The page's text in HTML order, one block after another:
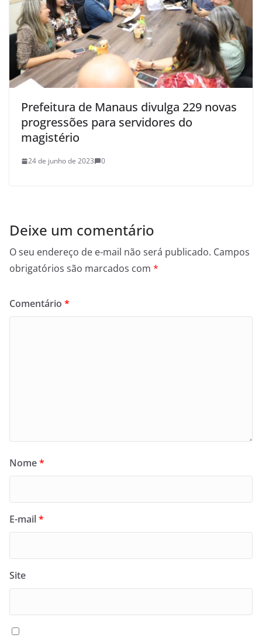
Prefeitura de Manaus divulga 229 novas
progressões para servidores do
magistério
24 de junho de 2023 0
Deixe um comentário
O seu endereço de e-mail não será publicado. Campos
obrigatórios são marcados com *
Comentário *
Nome*
E-mail*
Site